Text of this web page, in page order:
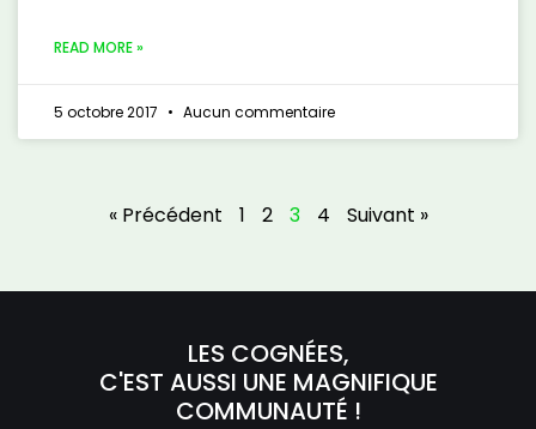
READ MORE »
5 octobre 2017 Aucun commentaire
« Précédent 1 2 3 4 Suivant »
LES COGNÉES,
C'EST AUSSI UNE MAGNIFIQUE
COMMUNAUTÉ !